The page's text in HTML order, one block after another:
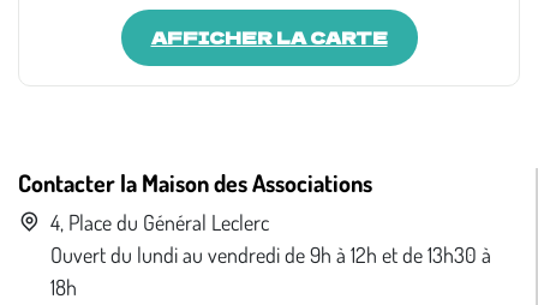
AFFICHER LA CARTE
Contacter la Maison des Associations
4, Place du Général Leclerc
Ouvert du lundi au vendredi de 9h à 12h et de 13h30 à
18h